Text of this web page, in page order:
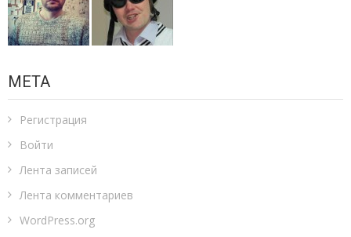
МЕТА
Регистрация
Войти
Лента записей
Лента комментариев
WordPress.org